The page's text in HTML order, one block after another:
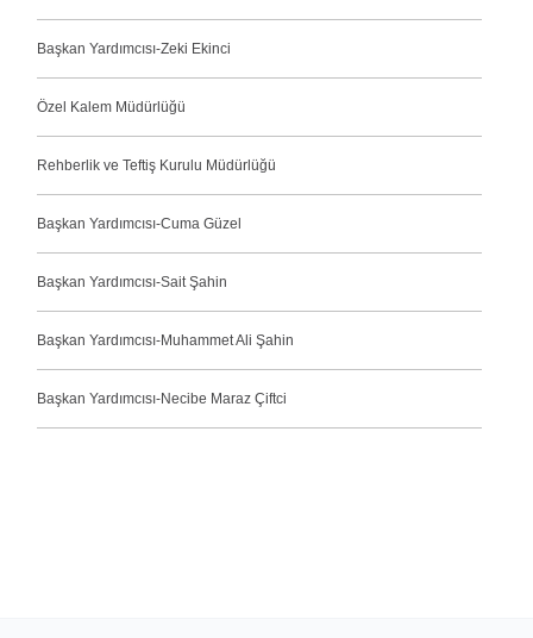
Başkan Yardımcısı-Zeki Ekinci
Özel Kalem Müdürlüğü
Rehberlik ve Teftiş Kurulu Müdürlüğü
Başkan Yardımcısı-Cuma Güzel
Başkan Yardımcısı-Sait Şahin
Başkan Yardımcısı-Muhammet Ali Şahin
Başkan Yardımcısı-Necibe Maraz Çiftci